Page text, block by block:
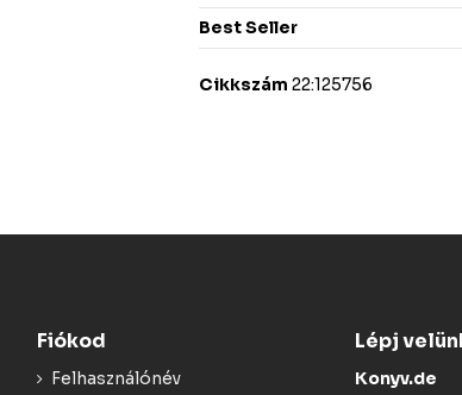
Best Seller
Cikkszám 22:125756
Fiókod
Felhasználónév
Lépj
Konyv.de